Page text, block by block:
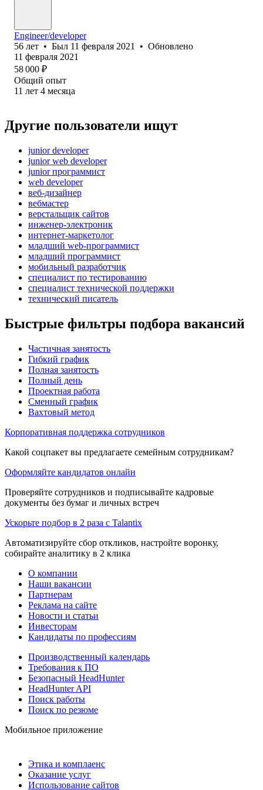
Engineer/developer
56 лет • Был 11 февраля 2021 • Обновлено
11 февраля 2021
58 000 ₽
Общий опыт
11 лет 4 месяца
Другие пользователи ищут
junior developer
junior web developer
junior программист
web developer
веб-дизайнер
вебмастер
верстальщик сайтов
инженер-электроник
интернет-маркетолог
младший web-программист
младший программист
мобильный разработчик
специалист по тестированию
специалист технической поддержки
технический писатель
Быстрые фильтры подбора вакансий
Частичная занятость
Гибкий график
Полная занятость
Полный день
Проектная работа
Сменный график
Вахтовый метод
Корпоративная поддержка сотрудников
Какой соцпакет вы предлагаете семейным сотрудникам?
Оформляйте кандидатов онлайн
Проверяйте сотрудников и подписывайте кадровые
документы без бумаг и личных встреч
Ускорьте подбор в 2 раза с Talantix
Автоматизируйте сбор откликов, настройте воронку,
собирайте аналитику в 2 клика
О компании
Наши вакансии
Партнерам
Реклама на сайте
Новости и статьи
Инвесторам
Кандидаты по профессиям
Производственный календарь
Требования к ПО
Безопасный HeadHunter
HeadHunter API
Поиск работы
Поиск по резюме
Мобильное приложение
Этика и комплаенс
Оказание услуг
Использование сайтов